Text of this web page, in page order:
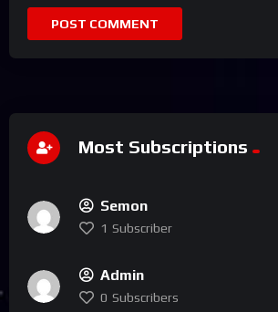
Most Subscriptions
Semon
1 Subscriber
Admin
0 Subscribers